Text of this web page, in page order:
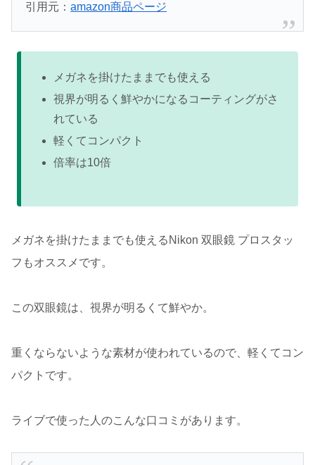
引用元：amazon商品ページ
メガネを掛けたままでも使える
視界が明るく鮮やかになるコーティングがさ
れている
軽くてコンパクト
倍率は10倍
メガネを掛けたままでも使えるNikon 双眼鏡 プロスタッ
フもオススメです。
この双眼鏡は、視界が明るくて鮮やか。
重くならないような素材が使われているので、軽くてコン
パクトです。
ライブで使った人のこんな口コミがあります。